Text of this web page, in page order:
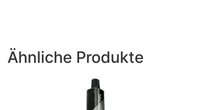
Ähnliche Produkte